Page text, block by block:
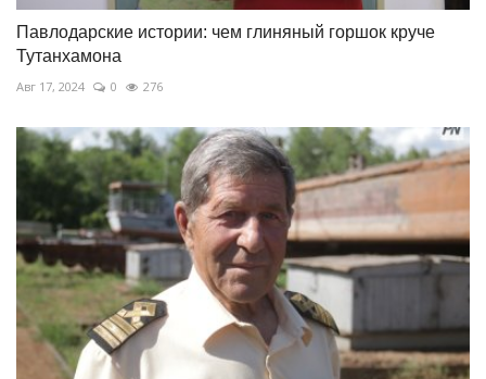
Павлодарские истории: чем глиняный горшок круче
Тутанхамона
Авг 17, 2024 0 276